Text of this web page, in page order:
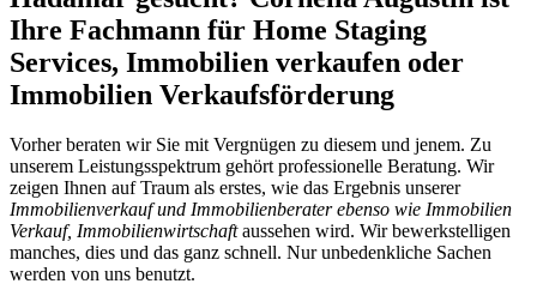
Ihre Fachmann für Home Staging
Services, Immobilien verkaufen oder
Immobilien Verkaufsförderung
Vorher beraten wir Sie mit Vergnügen zu diesem und jenem. Zu
unserem Leistungsspektrum gehört professionelle Beratung. Wir
zeigen Ihnen auf Traum als erstes, wie das Ergebnis unserer
Immobilienverkauf und Immobilienberater ebenso wie Immobilien
Verkauf, Immobilienwirtschaftaussehen wird. Wir bewerkstelligen
manches, dies und das ganz schnell. Nur unbedenkliche Sachen
werden von uns benutzt.